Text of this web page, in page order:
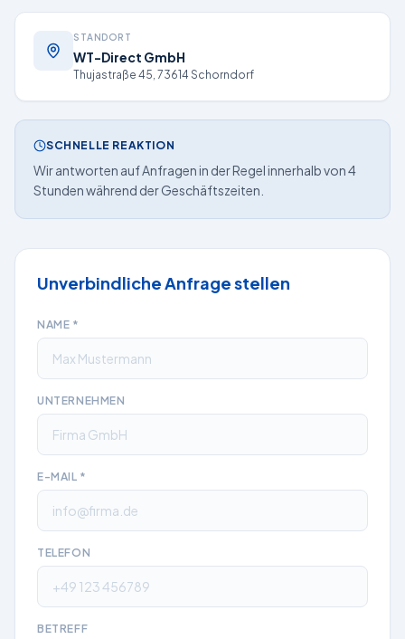
STANDORT
WT-Direct GmbH
Thujastraße 45, 73614 Schorndorf
SCHNELLE REAKTION
Wir antworten auf Anfragen in der Regel innerhalb von 4
Stunden während der Geschäftszeiten.
Unverbindliche Anfrage stellen
NAME *
UNTERNEHMEN
E-MAIL *
TELEFON
BETREFF